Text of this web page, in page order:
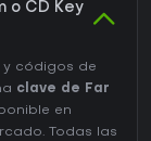
o CD Key
códigos de
clave de Far
en
Todas las